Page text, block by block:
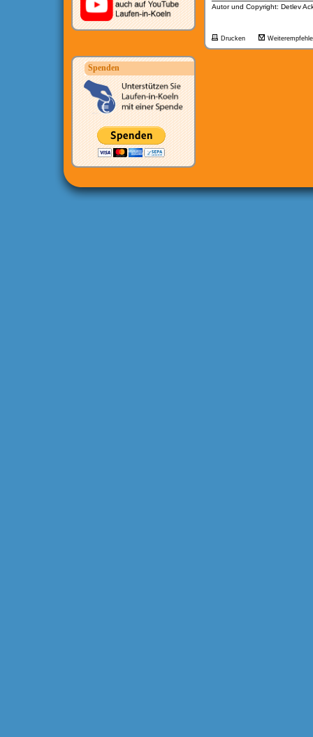
Spenden
Autor und Copyright: Detlev
Drucken